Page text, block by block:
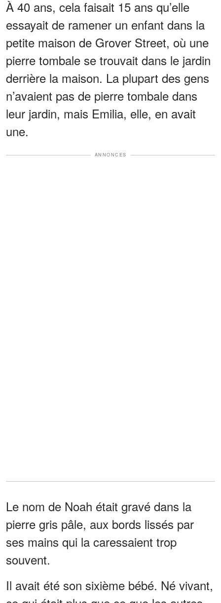
À 40 ans, cela faisait 15 ans qu’elle
essayait de ramener un enfant dans la
petite maison de Grover Street, où une
pierre tombale se trouvait dans le jardin
derrière la maison. La plupart des gens
n’avaient pas de pierre tombale dans
leur jardin, mais Emilia, elle, en avait
une.
ANNONCES
Le nom de Noah était gravé dans la
pierre gris pâle, aux bords lissés par
ses mains qui la caressaient trop
souvent.
Il avait été son sixième bébé. Né vivant,